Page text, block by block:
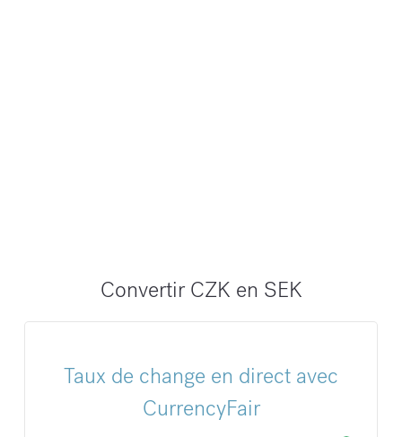
Convertir CZK en SEK
Taux de change en direct avec
CurrencyFair